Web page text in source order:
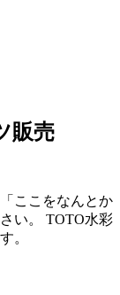
販売
ここをなんとか
い。 TOTO水彩
。